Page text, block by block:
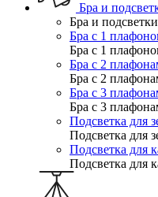
Бра и
Бра и подсветки
Бра с 1
Бра с 1
Бра с 2
Бра с 2
Бра с 3
Бра с 3
Подсветка для
Подсветка для
Подсветка для
Подсветка для